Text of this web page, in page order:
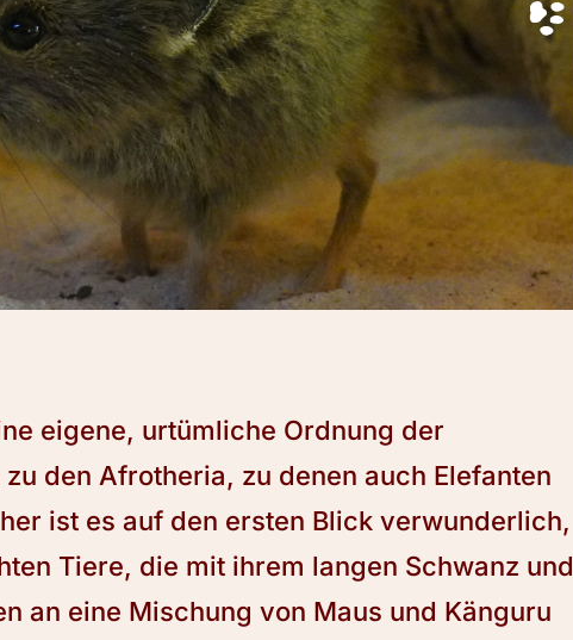
eigene, urtümliche Ordnung der
den Afrotheria, zu denen auch Elefanten
ist es auf den ersten Blick verwunderlich,
Tiere, die mit ihrem langen Schwanz und
an eine Mischung von Maus und Känguru